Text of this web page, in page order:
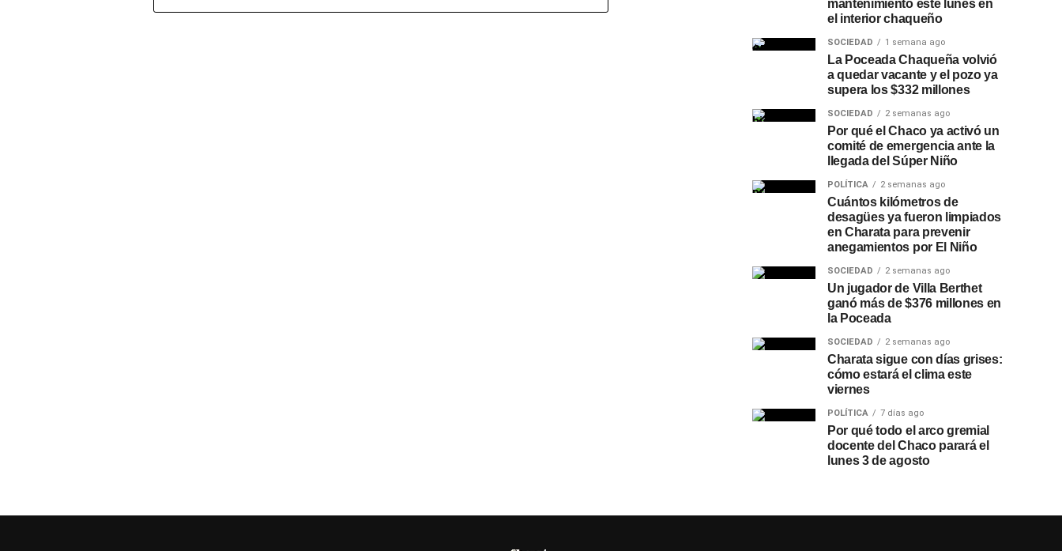
mantenimiento este lunes en
el interior chaqueño
SOCIEDAD 1 semana ago
La Poceada Chaqueña volvió
a quedar vacante y el pozo ya
supera los $332 millones
SOCIEDAD 2 semanas ago
Por qué el Chaco ya activó un
comité de emergencia ante la
llegada del Súper Niño
POLÍTICA 2 semanas ago
Cuántos kilómetros de
desagües ya fueron limpiados
en Charata para prevenir
anegamientos por El Niño
SOCIEDAD 2 semanas ago
Un jugador de Villa Berthet
ganó más de $376 millones en
la Poceada
SOCIEDAD 2 semanas ago
Charata sigue con días grises:
cómo estará el clima este
viernes
POLÍTICA 7 días ago
Por qué todo el arco gremial
docente del Chaco parará el
lunes 3 de agosto